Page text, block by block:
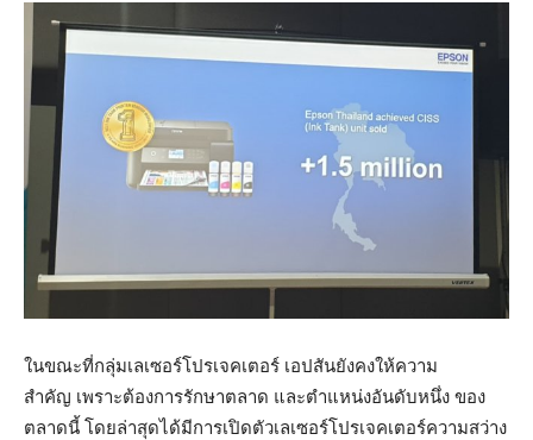
ในขณะที่กลุ่มเลเซอร์โปรเจคเตอร์ เอปสันยังคงให้ความ
สำคัญ เพราะต้องการรักษาตลาด และตำแหน่งอันดับหนึ่ง ของ
ตลาดนี้ โดยล่าสุดได้มีการเปิดตัวเลเซอร์โปรเจคเตอร์ความสว่าง